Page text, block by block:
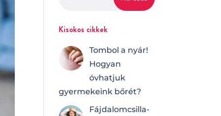
Kisokos cikkek
Tombol a nyár!
Hogyan
óvhatjuk
gyermekeink bőrét?
Fájdalomcsilla­